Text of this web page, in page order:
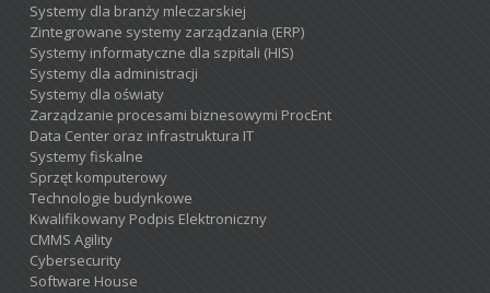
Systemy dla branży mleczarskiej
Zintegrowane systemy zarządzania (ERP)
Systemy informatyczne dla szpitali (HIS)
Systemy dla administracji
Systemy dla oświaty
Zarządzanie procesami biznesowymi ProcEnt
Data Center oraz infrastruktura IT
Systemy fiskalne
Sprzęt komputerowy
Technologie budynkowe
Kwalifikowany Podpis Elektroniczny
CMMS Agility
Cybersecurity
Software House